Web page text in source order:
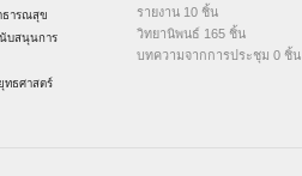
ธารณสุข
บสนุนการ
ทธศาสตร์
รายงาน 10 ชิ้น
วิทยานิพนธ์ 165 ชิ้น
บทความจากการประชุม 0 ชิ้น